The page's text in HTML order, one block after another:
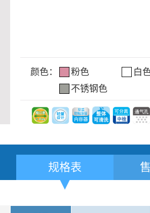
颜色： 粉色 白
不锈钢色
规格表